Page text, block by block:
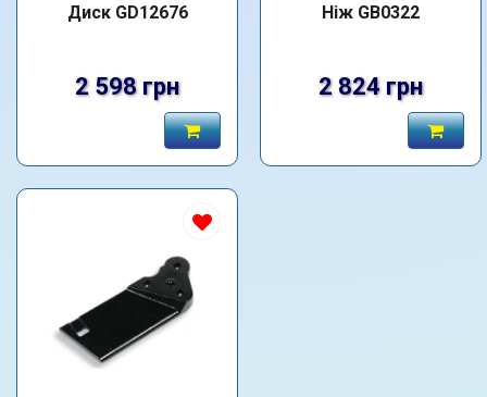
Диск GD12676
2 598 грн
Ніж GB0322
2 824 грн